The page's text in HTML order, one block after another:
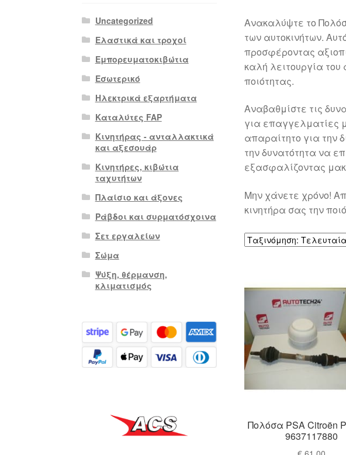
Ανακαλύψτε το
των αυτοκινήτων.
προσφέροντας
καλή λειτουργία του
ποιότητας.
Αναβαθμίστε τις
για επαγγελματίες
απαραίτητο για την
την δυνατότητα να
εξασφαλίζοντας
Μην χάνετε χρόνο!
κινητήρα σας την
Πολόσα PSA Citroën
9637117880
Uncategorized
Ελαστικά και τροχοί
Εμπορευματοκιβώτια
Εσωτερικό
Ηλεκτρικά εξαρτήματα
Καταλύτες FAP
Κινητήρας - ανταλλακτικά
και αξεσουάρ
Κινητήρες, κιβώτια
ταχυτήτων
Πλαίσιο και άξονες
Ράβδοι και συρματόσχοινα
Σετ εργαλείων
Σώμα
Ψύξη, θέρμανση,
κλιματισμός